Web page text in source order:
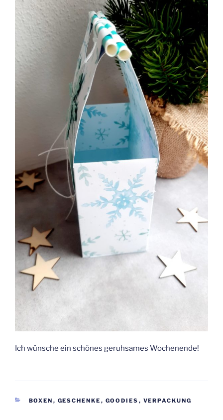
Ich wünsche ein schönes geruhsames Wochenende!
KATEGORIEN
BOXEN , GESCHENKE , GOODIES , VERPACKUNG